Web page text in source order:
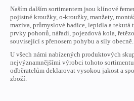
Naším dalším sortimentem jsou klínové
pojistné kroužky, o-kroužky, manžety,
maziva, průmyslové hadice, lepidla a tekutá
prvky pohonů, nářadí, pojezdová kola,
související s přenosem pohybu a síly obecně.
U všech námi nabízených produktových
nejvýznamnějšími výrobci tohoto
odběratelům deklarovat vysokou jakost a
zboží.